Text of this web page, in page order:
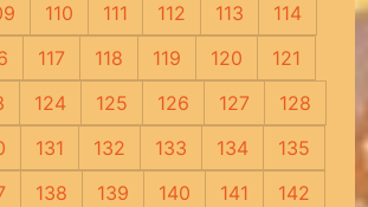
110 111 112 113
114
117 118 119 120
121
124 125 126 127
128
131 132 133 134
135
138 139 140 141
142